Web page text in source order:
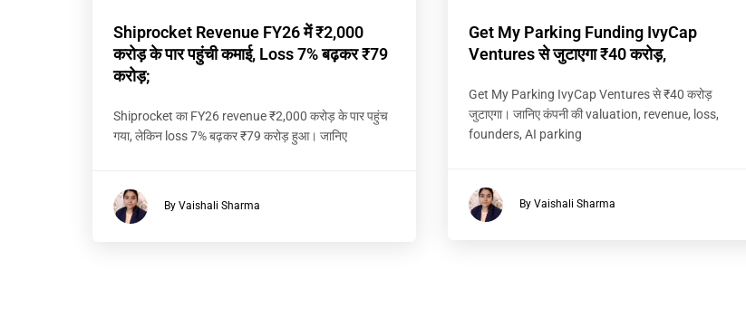
Shiprocket Revenue FY26 में ₹2,000
करोड़ के पार पहुंची कमाई, Loss 7% बढ़कर ₹79
करोड़;
Shiprocket का FY26 revenue ₹2,000 करोड़ के पार पहुंच
गया, लेकिन loss 7% बढ़कर ₹79 करोड़ हुआ। जानिए
By Vaishali Sharma
Get My Parking Funding IvyCap
Ventures से जुटाएगा ₹40 करोड़,
Get My Parking IvyCap Ventures से ₹40 करोड़
जुटाएगा। जानिए कंपनी की valuation, revenue, loss,
founders, AI parking
By Vaishali Sharma